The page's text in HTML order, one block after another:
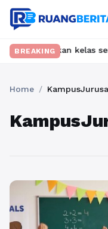
BREAKINGkelas seru
Home /